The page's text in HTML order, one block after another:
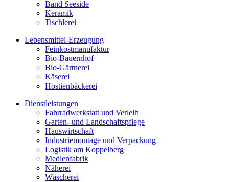
Band Seeside
Keramik
Tischlerei
Lebensmittel-Erzeugung
Feinkostmanufaktur
Bio-Bauernhof
Bio-Gärtnerei
Käserei
Hostienbäckerei
Dienstleistungen
Fahrradwerkstatt und Verleih
Garten- und Landschaftspflege
Hauswirtschaft
Industriemontage und Verpackung
Logistik am Koppelberg
Medienfabrik
Näherei
Wäscherei